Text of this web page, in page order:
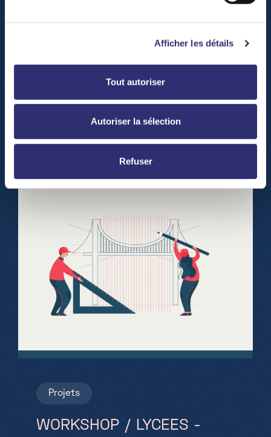
Afficher les détails
Tout autoriser
Autoriser la sélection
Refuser
Projets
WORKSHOP / LYCEES -